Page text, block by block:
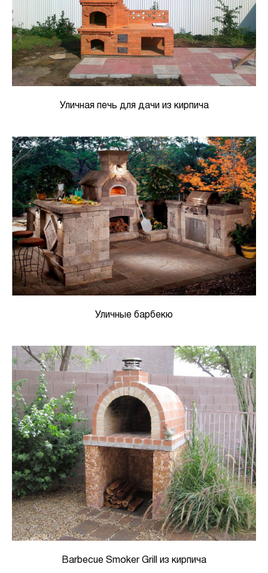
Уличная печь для дачи из кирпича
Уличные барбекю
Barbecue Smoker Grill из кирпича